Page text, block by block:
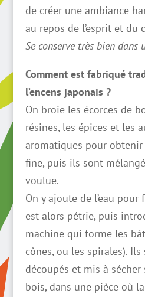
de créer une ambiance
au repos de l’esprit et du
Se conserve très bien dans
Comment est fabriqué
l’encens japonais ?
On broie les écorces de
résines, les épices et les
aromatiques pour
fine, puis ils sont
voulue.
On y ajoute de l’eau
est alors pétrie, puis
machine qui forme les
cônes, ou les spirales).
découpés et mis à
bois, dans une pièce où